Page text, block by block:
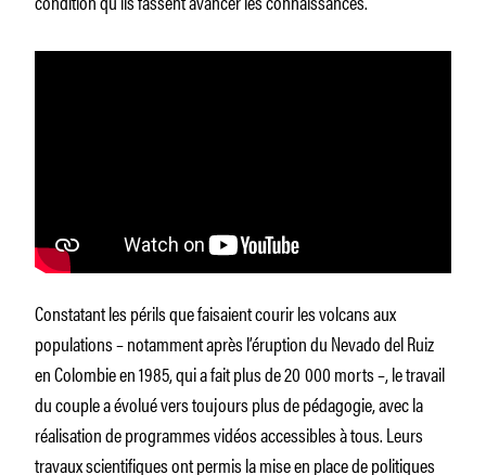
Constatant les périls que faisaient courir les volcans aux
populations – notamment après l’éruption du Nevado del Ruiz
en Colombie en 1985, qui a fait plus de 20 000 morts –, le travail
du couple a évolué vers toujours plus de pédagogie, avec la
réalisation de programmes vidéos accessibles à tous. Leurs
travaux scientifiques ont permis la mise en place de politiques